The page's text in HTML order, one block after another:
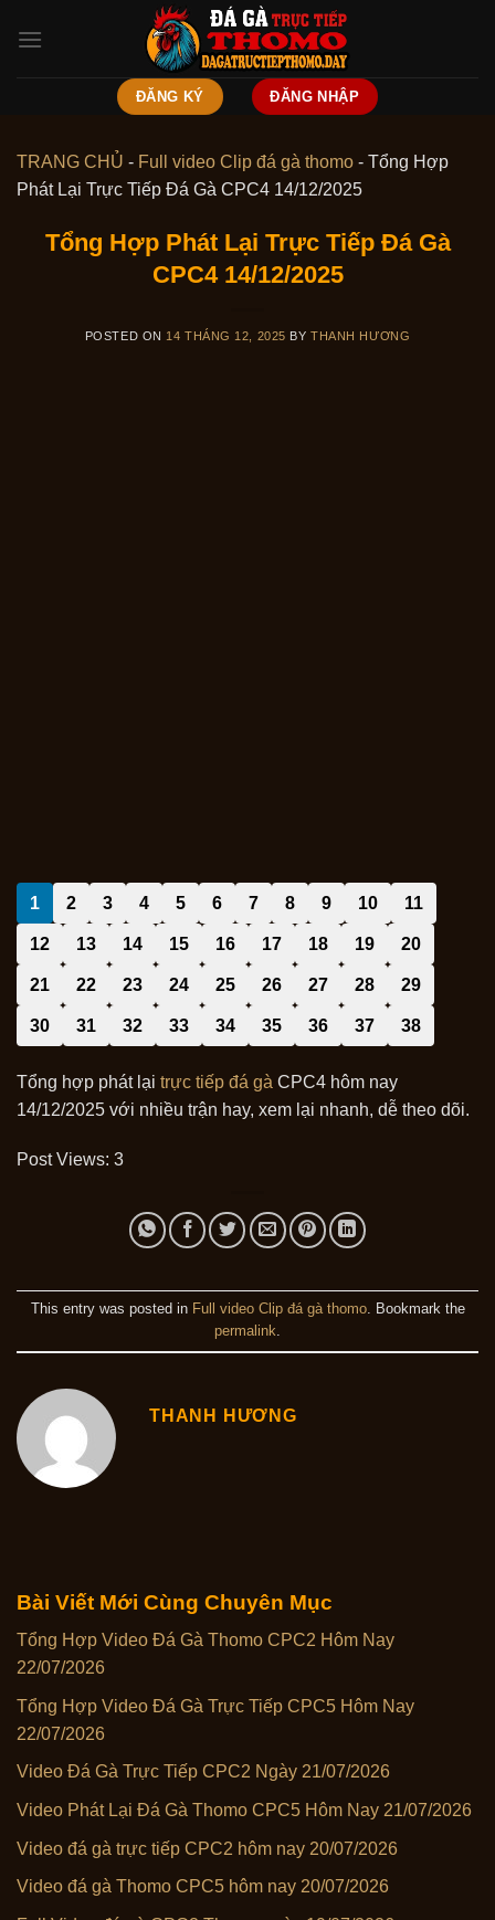
ĐĂNG KÝ ĐĂNG NHẬP
Bài Viết Mới Cùng Chuyên Mục
Tổng Hợp Video Đá Gà Thomo CPC2 Hôm Nay
22/07/2026
Tổng Hợp Video Đá Gà Trực Tiếp CPC5 Hôm Nay
22/07/2026
Video Đá Gà Trực Tiếp CPC2 Ngày 21/07/2026
Video Phát Lại Đá Gà Thomo CPC5 Hôm Nay 21/07/2026
Video đá gà trực tiếp CPC2 hôm nay 20/07/2026
Video đá gà Thomo CPC5 hôm nay 20/07/2026
TRANG CHỦ - Full video Clip đá gà thomo - Tổng Hợp
Phát Lại Trực Tiếp Đá Gà CPC4 14/12/2025
Tổng Hợp Phát Lại Trực Tiếp Đá Gà
CPC4 14/12/2025
POSTED ON 14 THÁNG 12, 2025 BYTHANH HƯƠNG
1 2 3 4 5 6 7 8 9 10 11
12 13 14 15 16 17 18 19 20
21 22 23 24 25 26 27 28 29
30 31 32 33 34 35 36 37 38
Tổng hợp phát lại trực tiếp đá gà CPC4 hôm nay
14/12/2025 với nhiều trận hay, xem lại nhanh, dễ theo dõi.
Post Views: 3
This entry was posted in Full video Clip đá gà thomo. Bookmark the
permalink
THANH HƯƠNG